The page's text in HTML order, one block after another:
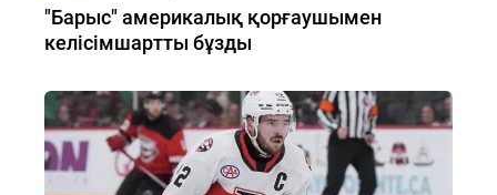
"Барыс" америкалық қорғаушымен
келісімшартты бұзды